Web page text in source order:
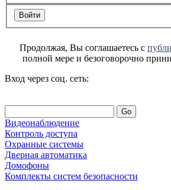
Продолжая, Вы соглашаетесь с
полной мере и безоговорочно
Вход через соц. сеть:
Go
Видеонаблюдение
Контроль доступа
Охранные системы
Дверная автоматика
Домофоны
Комплекты систем безопасности